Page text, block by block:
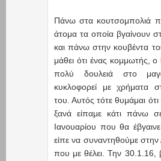
Πάνω στα κουτσομπολιά
άτομα τα οποία βγαίνουν
και πάνω στην κουβέντα
μάθει ότι ένας κομμωτής, ο
πολύ δουλειά στο
κυκλοφορεί με χρήματα
του. Αυτός τότε θυμάμαι ότι
ξανά είπαμε κάτι πάνω
Ιανουαρίου που θα
είπε να συναντηθούμε στην
που με θέλει. Την 30.1.16,